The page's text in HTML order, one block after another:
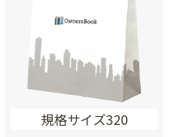
規格サイズ320